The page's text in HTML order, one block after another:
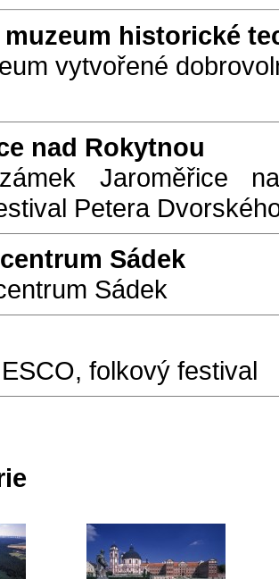
muzeum historické
vytvořené
nad Rokytnou
Jaroměřice
Petera
Sádek
Sádek
folkový festival